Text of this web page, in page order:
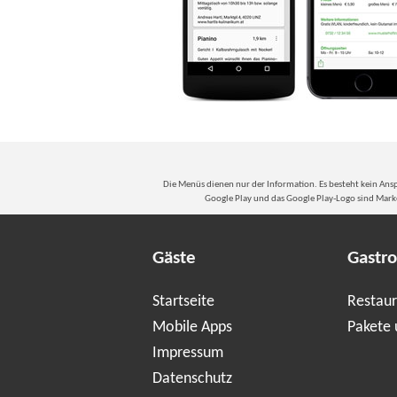
Die Menüs dienen nur der Information. Es besteht kein
Google Play und das Google Play-Logo sind
Gäste
Startseite
Mobile Apps
Impressum
Datenschutz
Pakete